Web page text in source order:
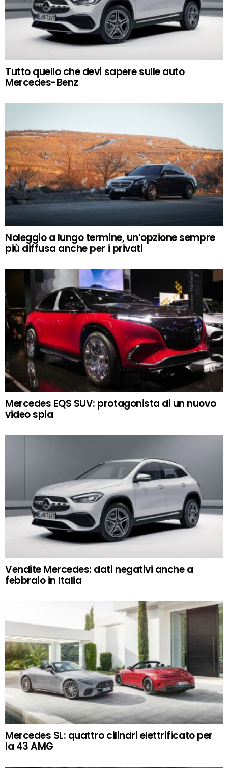
Tutto quello che devi sapere sulle auto
Mercedes-Benz
Noleggio a lungo termine, un’opzione sempre
più diffusa anche per i privati
Mercedes EQS SUV: protagonista di un nuovo
video spia
Vendite Mercedes: dati negativi anche a
febbraio in Italia
Mercedes SL: quattro cilindri elettrificato per
la 43 AMG